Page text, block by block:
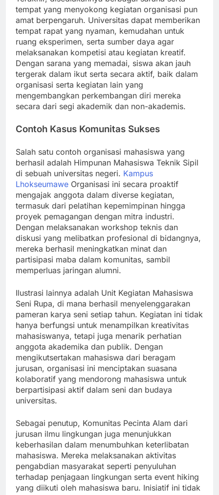
tempat yang menyokong kegiatan organisasi pun
amat berpengaruh. Universitas dapat memberikan
tempat rapat yang nyaman, kemudahan untuk
ruang eksperimen, serta sumber daya agar
melaksanakan kompetisi atau kegiatan kreatif.
Dengan sarana yang memadai, siswa akan jauh
tergerak dalam ikut serta secara aktif, baik dalam
organisasi serta kegiatan lain yang
mengembangkan perkembangan diri mereka
secara dari segi akademik dan non-akademis.
Contoh Kasus Komunitas Sukses
Salah satu contoh organisasi mahasiswa yang
berhasil adalah Himpunan Mahasiswa Teknik Sipil
di sebuah universitas negeri. Kampus
Lhokseumawe Organisasi ini secara proaktif
mengajak anggota dalam diverse kegiatan,
termasuk dari pelatihan kepemimpinan hingga
proyek pemagangan dengan mitra industri.
Dengan melaksanakan workshop teknis dan
diskusi yang melibatkan profesional di bidangnya,
mereka berhasil meningkatkan minat dan
partisipasi maba dalam komunitas, sambil
memperluas jaringan alumni.
Ilustrasi lainnya adalah Unit Kegiatan Mahasiswa
Seni Rupa, di mana berhasil menyelenggarakan
pameran karya seni setiap tahun. Kegiatan ini tidak
hanya berfungsi untuk menampilkan kreativitas
mahasiswanya, tetapi juga menarik perhatian
anggota akademika dan publik. Dengan
mengikutsertakan mahasiswa dari beragam
jurusan, organisasi ini menciptakan suasana
kolaboratif yang mendorong mahasiswa untuk
berpartisipasi aktif dalam seni dan budaya
universitas.
Sebagai penutup, Komunitas Pecinta Alam dari
jurusan ilmu lingkungan juga menunjukkan
keberhasilan dalam menumbuhkan keterlibatan
mahasiswa. Mereka melaksanakan aktivitas
pengabdian masyarakat seperti penyuluhan
terhadap penjagaan lingkungan serta event hiking
yang diikuti oleh mahasiswa baru. Inisiatif ini tidak